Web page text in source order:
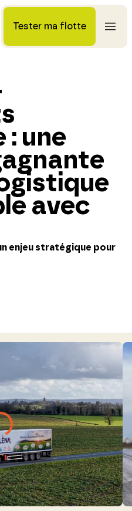
Tester ma flotte
: une
avec
enjeu stratégique pour